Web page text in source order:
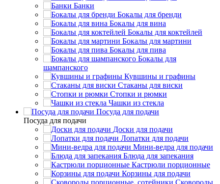
Банки
Бокалы для бренди
Бокалы для вина
Бокалы для коктейлей
Бокалы для мартини
Бокалы для пива
Бокалы для
шампанского
Кувшины и графины
Стаканы для виски
Стопки и рюмки
Чашки из стекла
Посуда для подачи
Посуда для подачи
Доски для подачи
Лопатки для подачи
Мини-ведра для подачи
Блюда для запекания
Кастрюли порционные
Корзины для подачи
Сковороды